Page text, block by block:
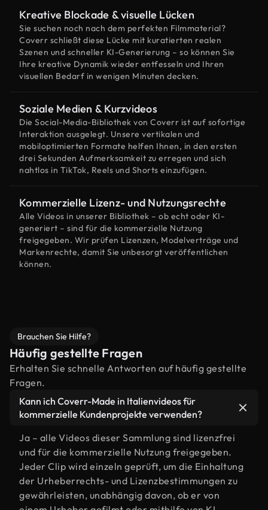
Kreative Blockade & visuelle Lücken
Sie suchen noch nach dem perfekten Filmmaterial?
Coverr schließt diese Lücke mit kuratierten realen
Szenen und schneller KI-Generierung – so können Sie
Ihre kreative Dynamik wieder entfesseln und Ihren
visuellen Bedarf in wenigen Minuten decken.
Soziale Medien & Kurzvideos
Die Social-Media-Bibliothek von Coverr ist auf sofortige
Interaktion ausgelegt. Unsere vertikalen und
mobiloptimierten Formate helfen Ihnen, in den ersten
drei Sekunden Aufmerksamkeit zu erregen und sich
nahtlos in TikTok, Reels und Shorts einzufügen.
Kommerzielle Lizenz- und Nutzungsrechte
Alle Videos in unserer Bibliothek – ob echt oder KI-
generiert – sind für die kommerzielle Nutzung
freigegeben. Wir prüfen Lizenzen, Modelverträge und
Markenrechte, damit Sie unbesorgt veröffentlichen
können.
Brauchen Sie Hilfe?
Häufig gestellte Fragen
Erhalten Sie schnelle Antworten auf häufig gestellte
Fragen.
Kann ich Coverr-Made in Italienvideos für
kommerzielle Kundenprojekte verwenden?
Ja – alle Videos dieser Sammlung sind lizenzfrei
und für die kommerzielle Nutzung freigegeben.
Jeder Clip wird einzeln geprüft, um die Einhaltung
der Urheberrechts- und Lizenzbestimmungen zu
gewährleisten, unabhängig davon, ob er von